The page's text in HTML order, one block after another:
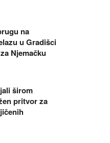
na
u Gradišci
Njemačku
širom
pritvor za